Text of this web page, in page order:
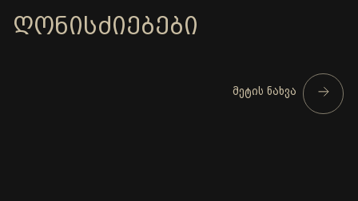
ᲦᲝᲜᲘᲡᲫᲘᲔᲑᲔᲑᲘ
მეტის ნახვა